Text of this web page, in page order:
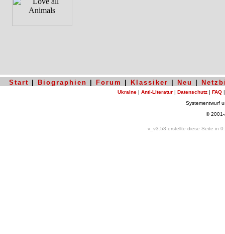
Start Biographien Forum Klassiker Neu
Ukraine | Anti-Literatur | Datenschutz | FAQ
Systementwurf
©
v_v3.53 erstellte diese Seite in